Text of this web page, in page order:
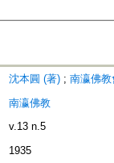
沈本圓 (著) ; 南瀛佛
南瀛佛教
v.13 n.5
1935